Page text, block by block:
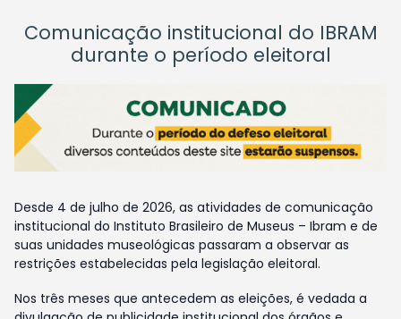
Comunicação institucional do IBRAM
durante o período eleitoral
Desde 4 de julho de 2026, as atividades de comunicação
institucional do Instituto Brasileiro de Museus – Ibram e de
suas unidades museológicas passaram a observar as
restrições estabelecidas pela legislação eleitoral.
Nos três meses que antecedem as eleições, é vedada a